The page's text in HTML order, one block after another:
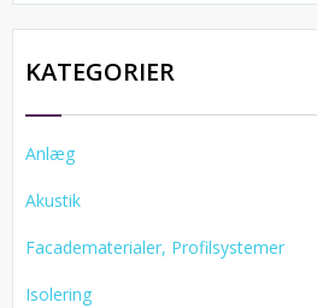
KATEGORIER
Anlæg
Akustik
Facadematerialer, Profilsystemer
Isolering